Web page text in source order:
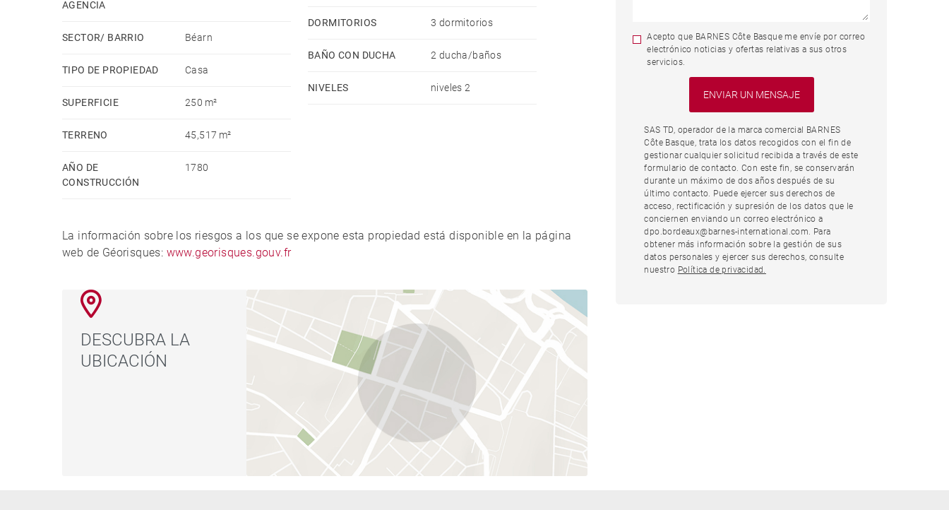
praderas con árboles centenarios y una gran variedad de arbustos: magnolias, cedros, hayas,
tulíperos, rododendros, palmeras, glicinas y robles. Dos puentes de madera y un gran huerto
completan esta propiedad excepcional.
Tiendas en Pontacq a 2 minutos, Pau a 25 minutos, aeropuerto de Lourdes a 15 minutos y
estaciones de esquí a 50 minutos.
AGENCIA
SECTOR/ BARRIO Béarn
TIPO DE PROPIEDAD Casa
SUPERFICIE 250 m²
TERRENO 45,517 m²
AÑO DE
CONSTRUCCIÓN
1780
DORMITORIOS 3 dormitorios
BAÑO CON DUCHA 2 ducha/baños
NIVELES niveles 2
La información sobre los riesgos a los que se expone esta propiedad está disponible en la página
web de Géorisques: www.georisques.gouv.fr
DESCUBRA LA
UBICACIÓN
Acepto que BARNES Côte Basque me envíe por correo
electrónico noticias y ofertas relativas a sus otros
servicios.
SAS TD, operador de la marca comercial BARNES
Côte Basque, trata los datos recogidos con el fin de
gestionar cualquier solicitud recibida a través de este
formulario de contacto. Con este fin, se conservarán
durante un máximo de dos años después de su
último contacto. Puede ejercer sus derechos de
acceso, rectificación y supresión de los datos que le
conciernen enviando un correo electrónico a
dpo.bordeaux@barnes-international.com. Para
obtener más información sobre la gestión de sus
datos personales y ejercer sus derechos, consulte
nuestro Política de privacidad.